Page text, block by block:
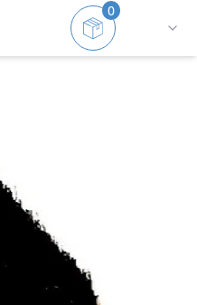
0
Brosses habits et chaussures